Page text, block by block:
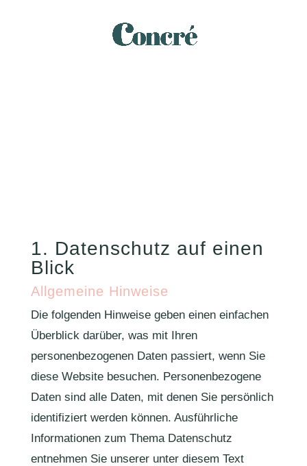
1. Datenschutz auf einen
Blick
Allgemeine Hinweise
Die folgenden Hinweise geben einen einfachen
Überblick darüber, was mit Ihren
personenbezogenen Daten passiert, wenn Sie
diese Website besuchen. Personenbezogene
Daten sind alle Daten, mit denen Sie persönlich
identifiziert werden können. Ausführliche
Informationen zum Thema Datenschutz
entnehmen Sie unserer unter diesem Text